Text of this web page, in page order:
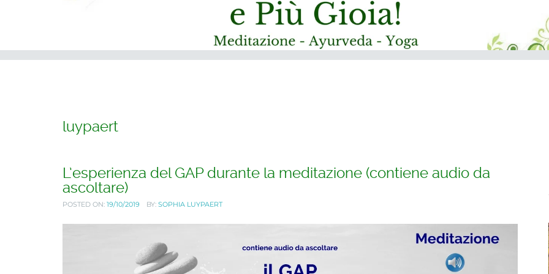
luypaert
L’esperienza del GAP durante la meditazione (contiene audio da
ascoltare)
POSTED ON: 19/10/2019 BY: SOPHIA LUYPAERT